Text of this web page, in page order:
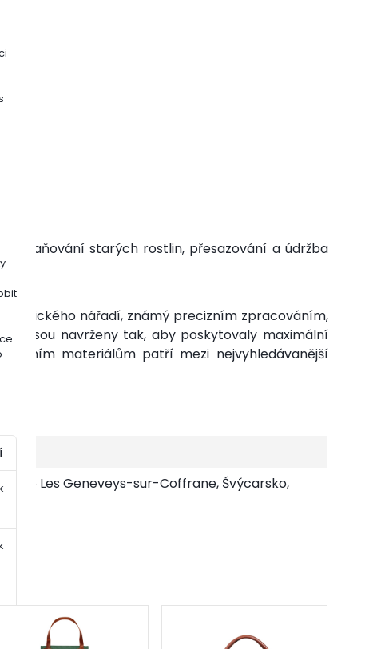
starých rostlin, přesazování a údržba
nářadí, známý precizním zpracováním,
jsou navrženy tak, aby poskytovaly maximální
materiálům patří mezi nejvyhledávanější
2206 Les Geneveys-sur-Coffrane, Švýcarsko,